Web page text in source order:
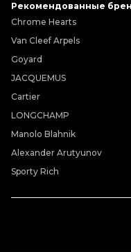
Рекомендованные
Chrome Hearts
Van Cleef Arpels
Goyard
JACQUEMUS
Cartier
LONGCHAMP
Manolo Blahnik
Alexander Arutyunov
Sporty Rich